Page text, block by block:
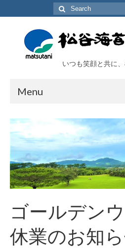
Search
for:
いつも笑顔と共に、
Menu
TOP
会社概要
工場及び施設
取扱い商品
オンラインショップ
SDGsへの取組み
ゴールデン
休業のお知